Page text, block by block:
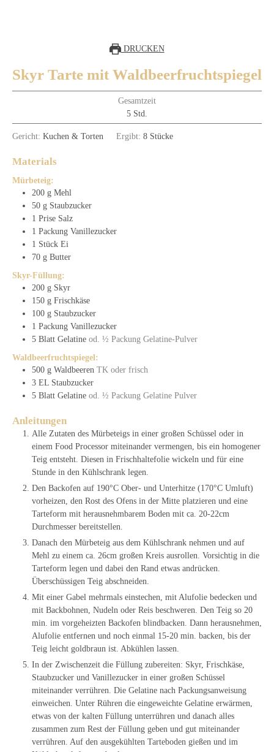
DRUCKEN
Skyr Tarte mit Waldbeerfruchtspiegel
Gesamtzeit
5Stunden
Std.
Gericht: Kuchen & Torten Ergibt: 8 Stücke
Materials
Mürbeteig:
200 g Mehl
50 g Staubzucker
1 Prise Salz
1 Packung Vanillezucker
1 Stück Ei
70 g Butter
Skyr-Füllung:
200 g Skyr
150 g Frischkäse
100 g Staubzucker
1 Packung Vanillezucker
5 Blatt Gelatine od. ½ Packung Gelatine-Pulver
Waldbeerfruchtspiegel:
500 g Waldbeeren TK oder frisch
3 EL Staubzucker
5 Blatt Gelatine od. ½ Packung Gelatine Pulver
Anleitungen
Alle Zutaten des Mürbeteigs in einer großen Schüssel oder in
einem Food Processor miteinander vermengen, bis ein homogener
Teig entsteht. Diesen in Frischhaltefolie wickeln und für eine
Stunde in den Kühlschrank legen.
Den Backofen auf 190°C Ober- und Unterhitze (170°C Umluft)
vorheizen, den Rost des Ofens in der Mitte platzieren und eine
Tarteform mit herausnehmbarem Boden mit ca. 20-22cm
Durchmesser bereitstellen.
Danach den Mürbeteig aus dem Kühlschrank nehmen und auf
Mehl zu einem ca. 26cm großen Kreis ausrollen. Vorsichtig in die
Tarteform legen und dabei den Rand etwas andrücken.
Überschüssigen Teig abschneiden.
Mit einer Gabel mehrmals einstechen, mit Alufolie bedecken und
mit Backbohnen, Nudeln oder Reis beschweren. Den Teig so 20
min. im vorgeheizten Backofen blindbacken. Dann herausnehmen,
Alufolie entfernen und noch einmal 15-20 min. backen, bis der
Teig leicht goldbraun ist. Abkühlen lassen.
In der Zwischenzeit die Füllung zubereiten: Skyr, Frischkäse,
Staubzucker und Vanillezucker in einer großen Schüssel
miteinander verrühren. Die Gelatine nach Packungsanweisung
einweichen. Unter Rühren die eingeweichte Gelatine erwärmen,
etwas von der kalten Füllung unterrühren und danach alles
zusammen zum Rest der Füllung geben und gut miteinander
verrühren. Auf den ausgekühlten Tarteboden gießen und im